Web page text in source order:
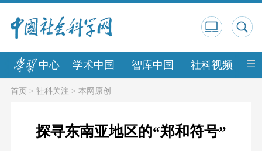
中心 学术中国 智库中国 社科视频 中
首页> 社科关注 > 本网原创
探寻东南亚地区的“郑和符号”